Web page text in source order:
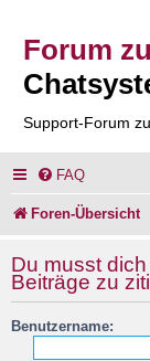
Forum
Support-Forum
FAQ
Foren-Übersicht
Du musst
Beiträge zu
Benutzername: